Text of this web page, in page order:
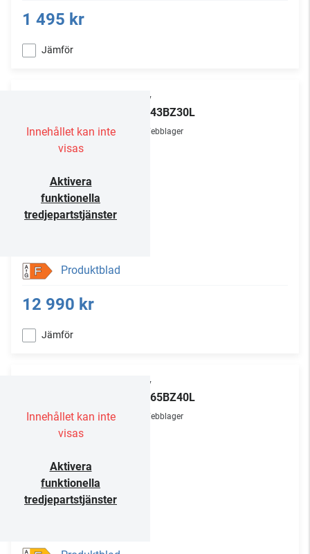
1 495 kr
Jämför
Innehållet kan inte
visas
Aktivera
funktionella
tredjepartstjänster
Sony
FW-43BZ30L
Webblager
F Produktblad
12 990 kr
Jämför
Innehållet kan inte
visas
Aktivera
funktionella
tredjepartstjänster
Sony
FW-65BZ40L
Webblager